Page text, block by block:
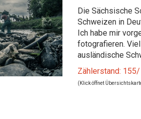
Die Sächsische
Schweizen in
Ich habe mir
fotografieren.
ausländische
Zählerstand:
(Klick öffnet